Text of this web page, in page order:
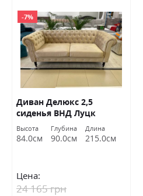
-7%
Диван Делюкс 2,5
сиденья ВНД Луцк
Высота
84.0см
Глубина
90.0см
Длина
215.0см
Цена:
24 165 грн